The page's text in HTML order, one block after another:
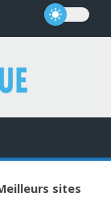
sites